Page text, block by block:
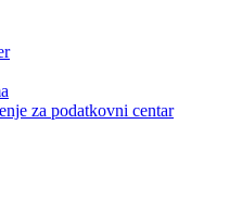
za podatkovni centar